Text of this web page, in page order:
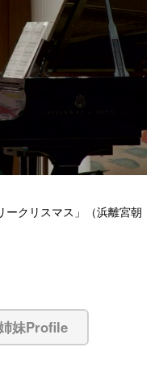
ークリスマス」（浜離宮朝
妹Profile